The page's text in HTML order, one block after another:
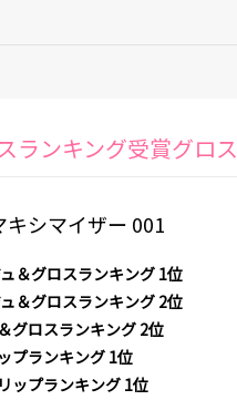
ランキング受賞グロス
キシマイザー 001
＆グロスランキング 1位
＆グロスランキング 2位
グロスランキング 2位
プランキング 1位
ップランキング 1位